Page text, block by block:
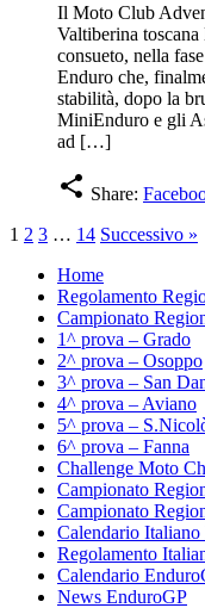
Il Moto Club
Valtiberina
consueto, nella
Enduro che,
stabilità, dopo la
MiniEnduro e gli
ad […]
share Share:
1 2 3 … 14 Successivo »
Home
Regolamento
Campionato
1^ prova – Grado
2^ prova – Osoppo
3^ prova – San
4^ prova – Aviano
5^ prova –
6^ prova – Fanna
Challenge Moto
Campionato
Campionato
Calendario
Regolamento
Calendario
News EnduroGP